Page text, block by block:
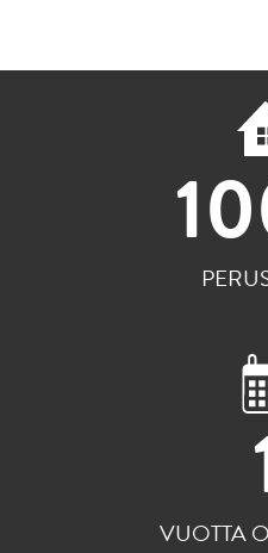
VUOTTA